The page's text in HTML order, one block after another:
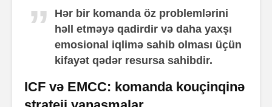
Hər bir komanda öz problemlərini
həll etməyə qadirdir və daha yaxşı
emosional iqlimə sahib olması üçün
kifayət qədər resursa sahibdir.
ICF və EMCC: komanda kouçinqinə